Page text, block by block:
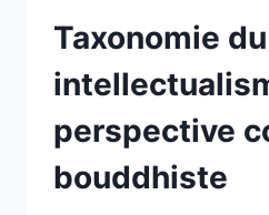
Taxonomie
perspective
bouddhiste